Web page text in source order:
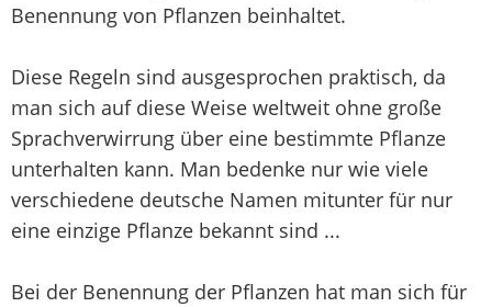
Benennung von Pflanzen beinhaltet.
Diese Regeln sind ausgesprochen praktisch, da
man sich auf diese Weise weltweit ohne große
Sprachverwirrung über eine bestimmte Pflanze
unterhalten kann. Man bedenke nur wie viele
verschiedene deutsche Namen mitunter für nur
eine einzige Pflanze bekannt sind ...
Bei der Benennung der Pflanzen hat man sich für